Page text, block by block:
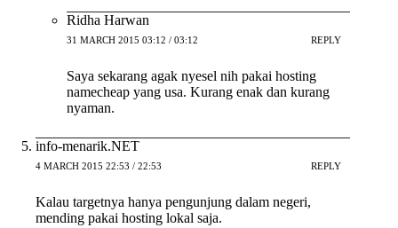
Ridha Harwan
31 MARCH 2015 03:12 / 03:12 REPLY
Saya sekarang agak nyesel nih pakai hosting
namecheap yang usa. Kurang enak dan kurang
nyaman.
info-menarik.NET
4 MARCH 2015 22:53 / 22:53 REPLY
Kalau targetnya hanya pengunjung dalam negeri,
mending pakai hosting lokal saja.